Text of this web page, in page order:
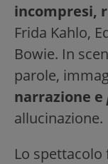
incompresi,
Frida Kahlo,
Bowie. In
parole,
narrazione e
allucinazione.
Lo spettacolo